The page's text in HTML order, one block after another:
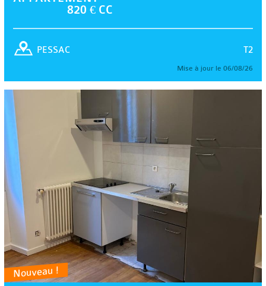
820 € CC
T2
PESSAC
Mise à jour le 06/08/26
Nouveau !